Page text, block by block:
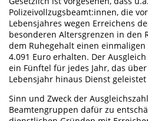
Polizeivollzugsbeamt:innen, die
Lebensjahres wegen Erreichens
besonderen Altersgrenzen in den
dem Ruhegehalt einen
4.091 Euro erhalten. Der
ein Fünftel für jedes Jahr, das
Lebensjahr hinaus Dienst geleistet
Sinn und Zweck der
Beamtengruppen dafür zu